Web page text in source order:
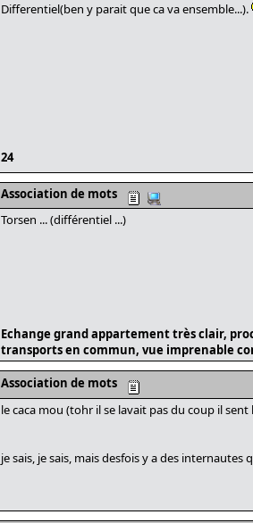
Differentiel(ben y parait que ca va ensemble...).
24
Association de mots
Torsen ... (différentiel ...)
Echange grand appartement très clair,
transports en commun, vue imprenable
Association de mots
le caca mou (tohr il se lavait pas du coup il sent
je sais, je sais, mais desfois y a des